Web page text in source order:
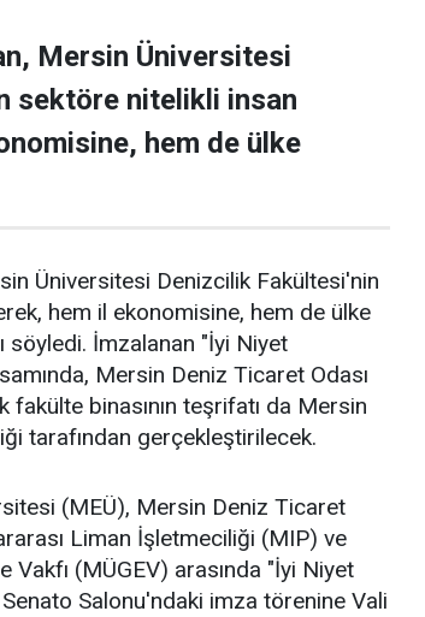
Mersin Üniversitesi
sektöre nitelikli insan
hem de ülke
Üniversitesi Denizcilik Fakültesi'nin
hem il ekonomisine, hem de ülke
söyledi. İmzalanan "İyi Niyet
Mersin Deniz Ticaret Odası
fakülte binasının teşrifatı da Mersin
tarafından gerçekleştirilecek.
(MEÜ), Mersin Deniz Ticaret
Liman İşletmeciliği (MIP) ve
(MÜGEV) arasında "İyi Niyet
Salonu'ndaki imza törenine Vali